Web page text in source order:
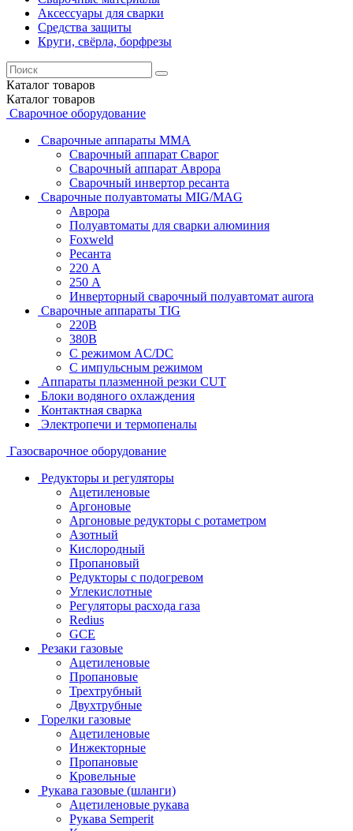
Аксессуары для сварки
Средства защиты
Круги, свёрла, борфрезы
Каталог товаров
Каталог товаров
Сварочное оборудование
Сварочные аппараты MMA
Сварочный аппарат Сварог
Сварочный аппарат Аврора
Сварочный инвертор ресанта
Сварочные полуавтоматы MIG/MAG
Аврора
Полуавтоматы для сварки алюминия
Foxweld
Ресанта
220 А
250 А
Инверторный сварочный полуавтомат aurora
Сварочные аппараты TIG
220В
380В
С режимом AC/DC
С импульсным режимом
Аппараты плазменной резки CUT
Блоки водяного охлаждения
Контактная сварка
Электропечи и термопеналы
Газосварочное оборудование
Редукторы и регуляторы
Ацетиленовые
Аргоновые
Аргоновые редукторы с ротаметром
Азотный
Кислородный
Пропановый
Редукторы с подогревом
Углекислотные
Регуляторы расхода газа
Redius
GCE
Резаки газовые
Ацетиленовые
Пропановые
Трехтрубный
Двухтрубные
Горелки газовые
Ацетиленовые
Инжекторные
Пропановые
Кровельные
Рукава газовые (шланги)
Ацетиленовые рукава
Рукава Semperit